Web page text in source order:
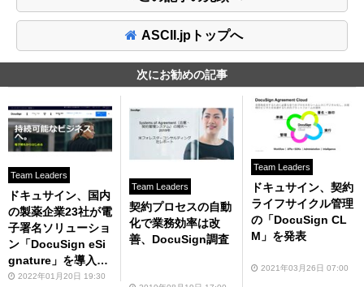
ASCII.jpトップへ
次にお勧めの記事
Team Leaders
ドキュサイン、国内
の製薬企業23社が電
子署名ソリューショ
ン「DocuSign eSi
gnature」を導入し
ていると発表
2022年01月20日 19:30
Team Leaders
契約プロセスの自動
化で業務効率は改
善、DocuSign調査
Team Leaders
ドキュサイン、契約
ライフサイクル管理
の「DocuSign CL
M」を発表
2021年03月26日 07:00